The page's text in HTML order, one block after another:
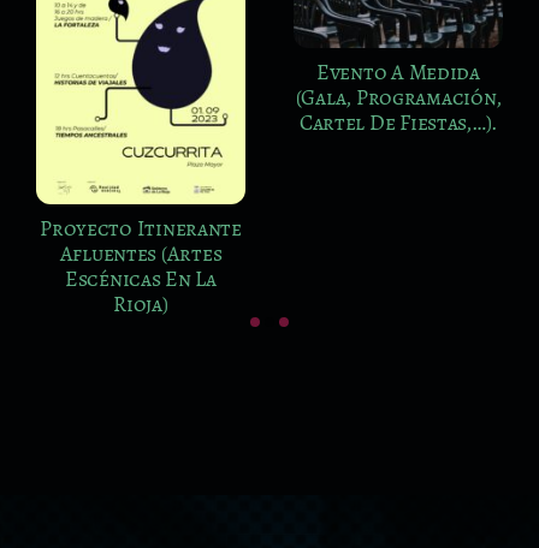
Proyecto Itinerante
Afluentes (Artes
Escénicas En La
Rioja)
Evento A Medida
(Gala, Programación,
Cartel De Fiestas,…).